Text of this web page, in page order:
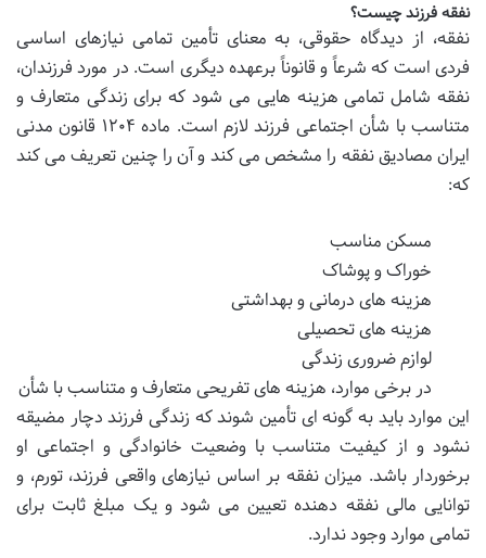
نفقه فرزند چیست؟
نفقه، از دیدگاه حقوقی، به معنای تأمین تمامی نیازهای اساسی
فردی است که شرعاً و قانوناً برعهده دیگری است. در مورد فرزندان،
نفقه شامل تمامی هزینه هایی می شود که برای زندگی متعارف و
متناسب با شأن اجتماعی فرزند لازم است. ماده ۱۲۰۴ قانون مدنی
ایران مصادیق نفقه را مشخص می کند و آن را چنین تعریف می کند
که:
مسکن مناسب
خوراک و پوشاک
هزینه های درمانی و بهداشتی
هزینه های تحصیلی
لوازم ضروری زندگی
در برخی موارد، هزینه های تفریحی متعارف و متناسب با شأن
این موارد باید به گونه ای تأمین شوند که زندگی فرزند دچار مضیقه
نشود و از کیفیت متناسب با وضعیت خانوادگی و اجتماعی او
برخوردار باشد. میزان نفقه بر اساس نیازهای واقعی فرزند، تورم، و
توانایی مالی نفقه دهنده تعیین می شود و یک مبلغ ثابت برای
تمامی موارد وجود ندارد.